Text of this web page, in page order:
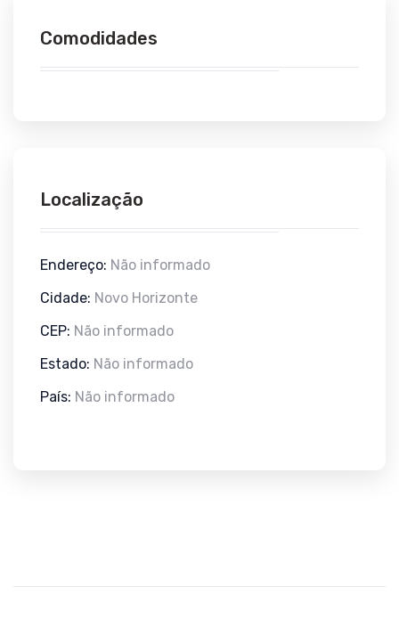
Comodidades
Localização
Endereço: Não informado
Cidade: Novo Horizonte
CEP: Não informado
Estado: Não informado
País: Não informado